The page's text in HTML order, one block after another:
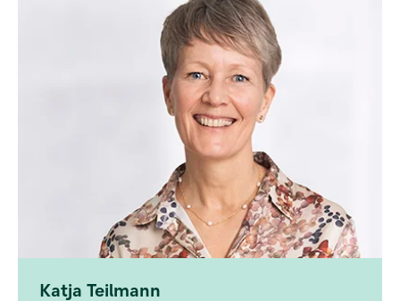
Katja Teilmann